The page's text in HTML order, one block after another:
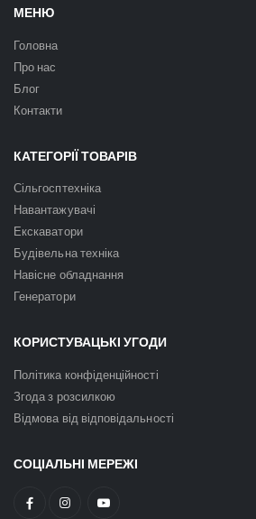
МЕНЮ
Головна
Про нас
Блог
Контакти
КАТЕГОРІЇ ТОВАРІВ
Сільгосптехніка
Навантажувачі
Екскаватори
Будівельна техніка
Навісне обладнання
Генератори
КОРИСТУВАЦЬКІ УГОДИ
Політика конфіденційності
Згода з розсилкою
Відмова від відповідальності
СОЦІАЛЬНІ МЕРЕЖІ